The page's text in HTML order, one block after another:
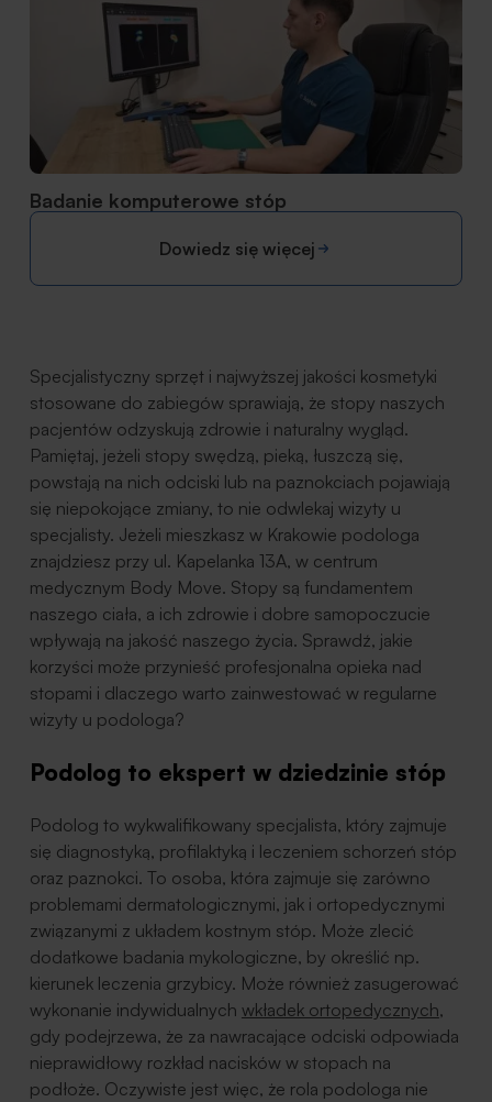
Badanie komputerowe stóp
Dowiedz się więcej
Specjalistyczny sprzęt i najwyższej jakości kosmetyki
stosowane do zabiegów sprawiają, że stopy naszych
pacjentów odzyskują zdrowie i naturalny wygląd.
Pamiętaj, jeżeli stopy swędzą, pieką, łuszczą się,
powstają na nich odciski lub na paznokciach pojawiają
się niepokojące zmiany, to nie odwlekaj wizyty u
specjalisty. Jeżeli mieszkasz w Krakowie podologa
znajdziesz przy ul. Kapelanka 13A, w centrum
medycznym Body Move. Stopy są fundamentem
naszego ciała, a ich zdrowie i dobre samopoczucie
wpływają na jakość naszego życia. Sprawdź, jakie
korzyści może przynieść profesjonalna opieka nad
stopami i dlaczego warto zainwestować w regularne
wizyty u podologa?
Podolog to ekspert w dziedzinie stóp
Podolog to wykwalifikowany specjalista, który zajmuje
się diagnostyką, profilaktyką i leczeniem schorzeń stóp
oraz paznokci. To osoba, która zajmuje się zarówno
problemami dermatologicznymi, jak i ortopedycznymi
związanymi z układem kostnym stóp. Może zlecić
dodatkowe badania mykologiczne, by określić np.
kierunek leczenia grzybicy. Może również zasugerować
wykonanie indywidualnych wkładek ortopedycznych,
gdy podejrzewa, że za nawracające odciski odpowiada
nieprawidłowy rozkład nacisków w stopach na
podłoże. Oczywiste jest więc, że rola podologa nie